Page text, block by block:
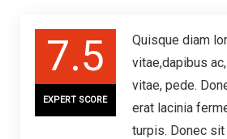
7.5
EXPERT SCORE
Quisque diam
vitae,dapibus
vitae, pede.
erat lacinia
turpis. Donec